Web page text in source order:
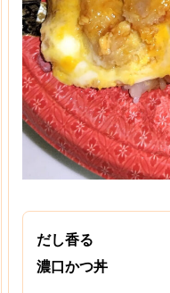
だし香る
濃口かつ丼